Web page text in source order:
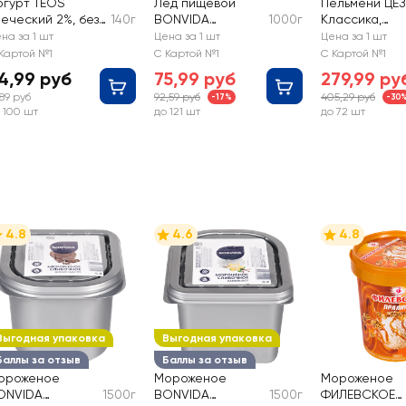
2%, без
140г
за 1 шт
№1
руб
руб
100 шт
BONVIDA
кусковой
1000г
Цена за 1 шт
С Картой №1
75,99 руб
92,59 руб -17%
до 121 шт
Классика,
категория Б
Цена за 1 шт
С Картой №1
279,99
405,29 руб -30%
до 72 шт
упаковка
за отзыв
4.8
1500г
Выгодная упаковка
Баллы за отзыв
4.6
Мороженое
BONVIDA
1500г
4.8
Мороженое
ФИЛЕВСКОЕ